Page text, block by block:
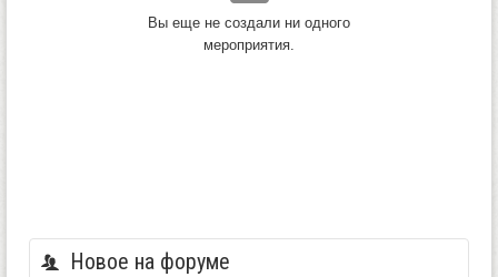
Вы еще не создали ни одного
мероприятия.
Новое на форуме